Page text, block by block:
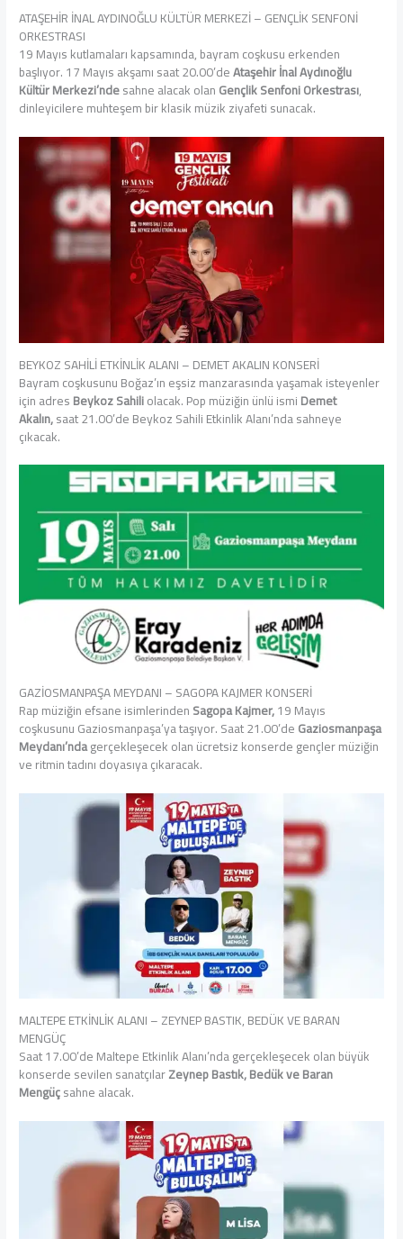
ATAŞEHİR İNAL AYDINOĞLU KÜLTÜR MERKEZİ – GENÇLİK SENFONİ
ORKESTRASI
19 Mayıs kutlamaları kapsamında, bayram coşkusu erkenden
başlıyor. 17 Mayıs akşamı saat 20.00’deAtaşehir İnal Aydınoğlu
Kültür Merkezi’ndesahne alacak olanGençlik Senfoni Orkestrası,
dinleyicilere muhteşem bir klasik müzik ziyafeti sunacak.
BEYKOZ SAHİLİ ETKİNLİK ALANI – DEMET AKALIN KONSERİ
Bayram coşkusunu Boğaz’ın eşsiz manzarasında yaşamak isteyenler
için adresBeykoz Sahiliolacak. Pop müziğin ünlü ismiDemet
Akalın,saat 21.00’de Beykoz Sahili Etkinlik Alanı’nda sahneye
çıkacak.
GAZİOSMANPAŞA MEYDANI – SAGOPA KAJMER KONSERİ
Rap müziğin efsane isimlerindenSagopa Kajmer,19 Mayıs
coşkusunu Gaziosmanpaşa’ya taşıyor. Saat 21.00’deGaziosmanpaşa
Meydanı’ndagerçekleşecek olan ücretsiz konserde gençler müziğin
ve ritmin tadını doyasıya çıkaracak.
MALTEPE ETKİNLİK ALANI – ZEYNEP BASTIK, BEDÜK VE BARAN
MENGÜÇ
Saat 17.00’de Maltepe Etkinlik Alanı’nda gerçekleşecek olan büyük
konserde sevilen sanatçılarZeynep Bastık, Bedük ve Baran
Mengüçsahne alacak.